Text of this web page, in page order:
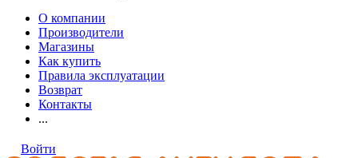
О компании
Производители
Магазины
Как купить
Правила эксплуатации
Возврат
Контакты
...
Войти